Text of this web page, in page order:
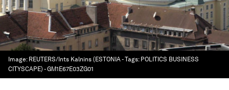
Image: REUTERS/Ints Kalnins (ESTONIA - Tags: POLITICS BUSINESS
CITYSCAPE) - GM1E67E03ZG01